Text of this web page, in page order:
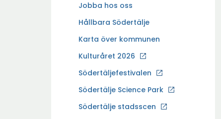
n
a
y
t
f
ö
Jobba hos oss
Ö
p
n
a
y
t
Hållbara Södertälje
Karta över kommunen
Kulturåret 2026
Södertäljefestivalen
Södertälje Science Park
Ö
p
Södertälje stadsscen